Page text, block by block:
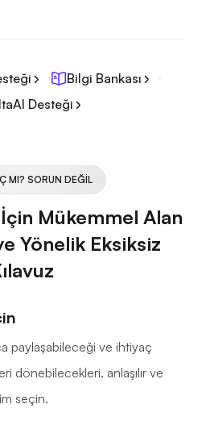
Bilgi Bankası
Desteği
MI? SORUN DEĞIL
Mükemmel Alan
Yönelik Eksiksiz
paylaşabileceği ve ihtiyaç
dönebilecekleri, anlaşılır ve
seçin.